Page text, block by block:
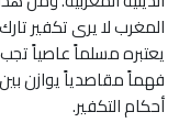
المغرب لا يرى تكفير
يعتبره مسلماً عاصياً
فهماً مقاصدياً يوازن بين
أحكام التكفير.